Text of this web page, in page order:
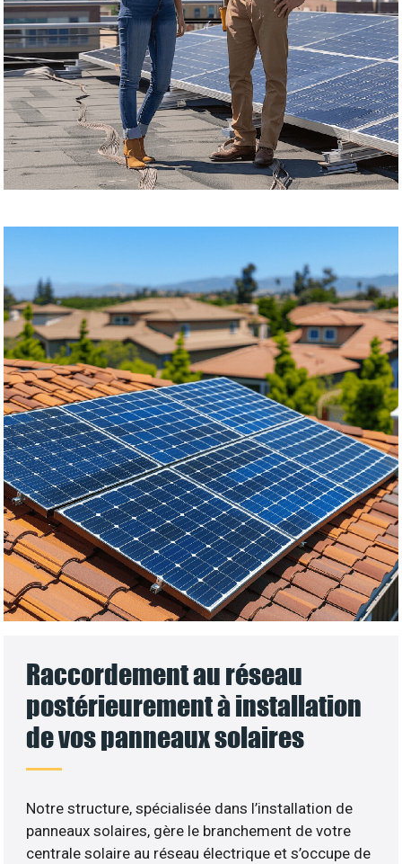
Raccordement au réseau
postérieurement à installation
de vos panneaux solaires
Notre structure, spécialisée dans l’installation de
panneaux solaires, gère le branchement de votre
centrale solaire au réseau électrique et s’occupe de